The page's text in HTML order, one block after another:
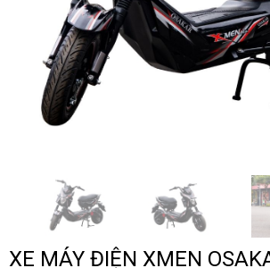
XE MÁY ĐIỆN XMEN